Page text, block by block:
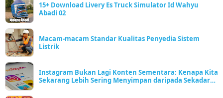
15+ Download Livery Es Truck Simulator Id Wahyu
Abadi 02
Macam-macam Standar Kualitas Penyedia Sistem
Listrik
Instagram Bukan Lagi Konten Sementara: Kenapa Kita
Sekarang Lebih Sering Menyimpan daripada Sekadar